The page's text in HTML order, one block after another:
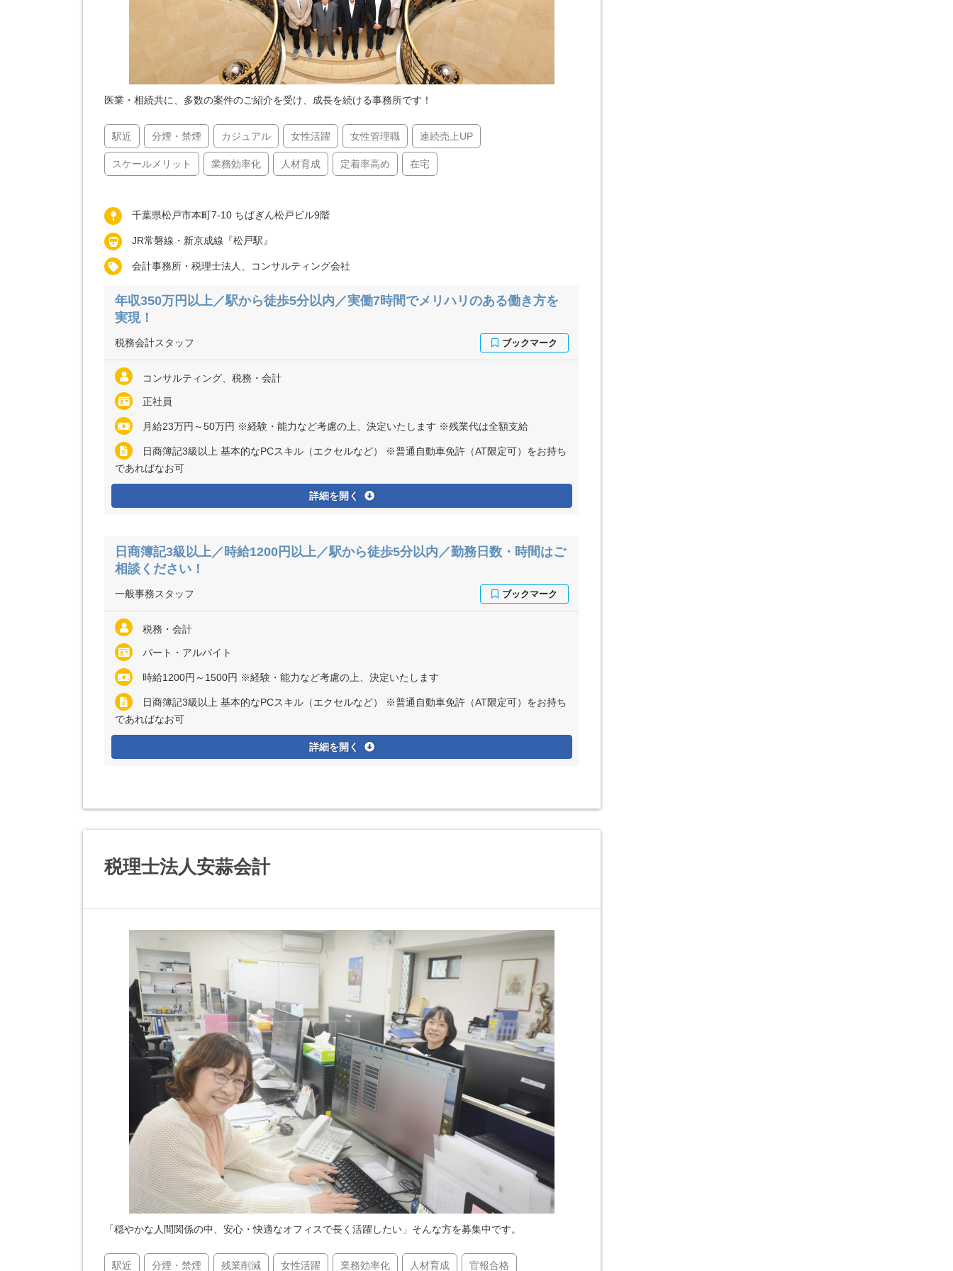
医業・相続共に、多数の案件のご紹介を受け、成長を続ける事務所です！
駅近 分煙・禁煙 カジュアル 女性活躍 女性管理職 連続売上UP
スケールメリット 業務効率化 人材育成 定着率高め 在宅
千葉県松戸市本町7-10 ちばぎん松戸ビル9階
JR常磐線・新京成線『松戸駅』
会計事務所・税理士法人、コンサルティング会社
年収350万円以上／駅から徒歩5分以内／実働7時間でメリハリのある働き方を
実現！
税務会計スタッフ
コンサルティング、税務・会計
正社員
月給23万円～50万円 ※経験・能力など考慮の上、決定いたします ※残業代は全額支給
日商簿記3級以上 基本的なPCスキル（エクセルなど） ※普通自動車免許（AT限定可）をお持ち
であればなお可
詳細を開く
日商簿記3級以上／時給1200円以上／駅から徒歩5分以内／勤務日数・時間はご
相談ください！
一般事務スタッフ
税務・会計
パート・アルバイト
時給1200円～1500円 ※経験・能力など考慮の上、決定いたします
日商簿記3級以上 基本的なPCスキル（エクセルなど） ※普通自動車免許（AT限定可）をお持ち
であればなお可
詳細を開く
税理士法人安蒜会計
「穏やかな人間関係の中、安心・快適なオフィスで長く活躍したい」そんな方を募集中です。
駅近 分煙・禁煙 残業削減 女性活躍 業務効率化 人材育成 官報合格